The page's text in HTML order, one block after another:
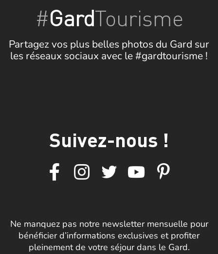
#GardTourisme
Partagez vos plus belles photos du Gard sur
les réseaux sociaux avec le #gardtourisme !
Suivez-nous !
Ne manquez pas notre newsletter mensuelle pour
bénéficier d’informations exclusives et profiter
pleinement de votre séjour dans le Gard.